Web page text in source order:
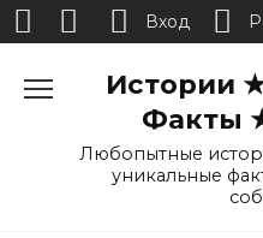
Истории
Факты
Любопытные
уникальные
Вход